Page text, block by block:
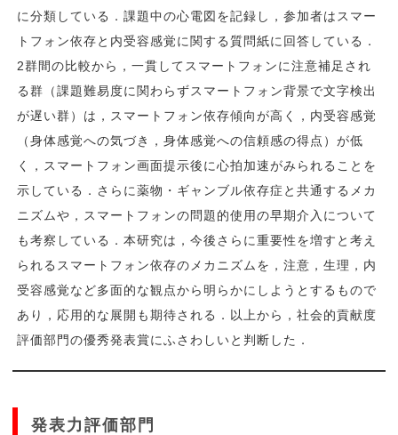
に分類している．課題中の心電図を記録し，参加者はスマー
トフォン依存と内受容感覚に関する質問紙に回答している．
2群間の比較から，一貫してスマートフォンに注意補足され
る群（課題難易度に関わらずスマートフォン背景で文字検出
が遅い群）は，スマートフォン依存傾向が高く，内受容感覚
（身体感覚への気づき，身体感覚への信頼感の得点）が低
く，スマートフォン画面提示後に心拍加速がみられることを
示している．さらに薬物・ギャンブル依存症と共通するメカ
ニズムや，スマートフォンの問題的使用の早期介入について
も考察している．本研究は，今後さらに重要性を増すと考え
られるスマートフォン依存のメカニズムを，注意，生理，内
受容感覚など多面的な観点から明らかにしようとするもので
あり，応用的な展開も期待される．以上から，社会的貢献度
評価部門の優秀発表賞にふさわしいと判断した．
発表力評価部門